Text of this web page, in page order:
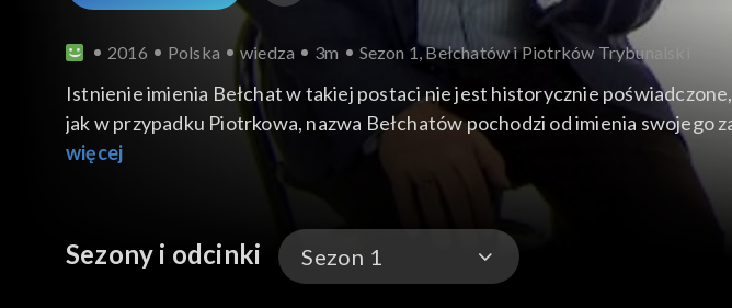
2016 Polska wiedza 3m Sezon 1, Bełchatów i Piotrków Trybunalski
Istnienie imienia Bełchat w takiej postaci nie jest historycznie
jak w przypadku Piotrkowa, nazwa Bełchatów pochodzi od imienia swojego
więcej
Sezony i odcinki Sezon 1